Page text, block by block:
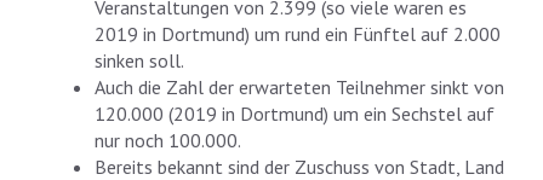
Veranstaltungen von 2.399 (so viele waren es
2019 in Dortmund) um rund ein Fünftel auf 2.000
sinken soll.
Auch die Zahl der erwarteten Teilnehmer sinkt von
120.000 (2019 in Dortmund) um ein Sechstel auf
nur noch 100.000.
Bereits bekannt sind der Zuschuss von Stadt, Land